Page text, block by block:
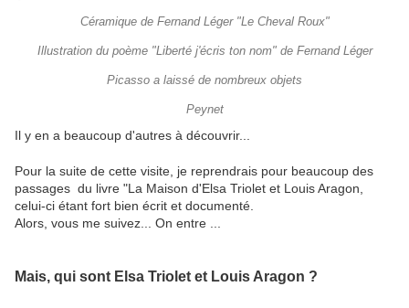
Céramique de Fernand Léger "Le Cheval Roux"
Illustration du poème "Liberté j'écris ton nom" de Fernand Léger
Picasso a laissé de nombreux objets
Peynet
Il y en a beaucoup d'autres à découvrir...
Pour la suite de cette visite, je reprendrais pour beaucoup des
passages du livre "La Maison d'Elsa Triolet et Louis Aragon,
celui-ci étant fort bien écrit et documenté.
Alors, vous me suivez... On entre ...
Mais, qui sont Elsa Triolet et Louis Aragon ?